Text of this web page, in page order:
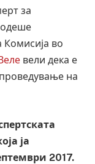
за
Комисија во
вели дека е
на
ја
2017.